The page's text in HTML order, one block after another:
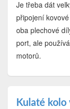
Je třeba dát
připojení
oba plechové
port, ale
motorů.
Kulaté kolo